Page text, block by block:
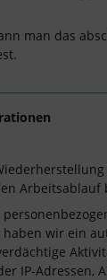
man das
Arbeitsablauf
wir ein
IP-Adressen,